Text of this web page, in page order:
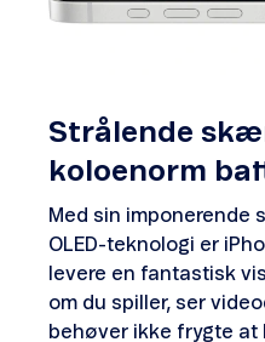
Strålende
koloenorm
Med sin imponerende
OLED-teknologi er
levere en fantastisk
om du spiller, ser
behøver ikke frygte at